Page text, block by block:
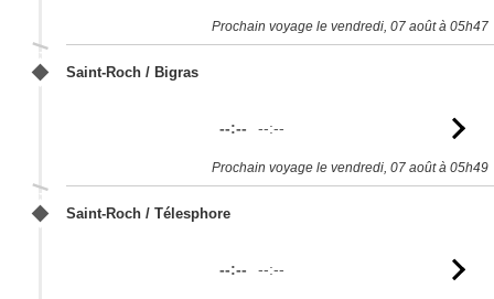
Prochain voyage le vendredi, 07 août à 05h47
Saint-Roch / Bigras
--:-- --:--
Prochain voyage le vendredi, 07 août à 05h49
Saint-Roch / Télesphore
--:-- --:--